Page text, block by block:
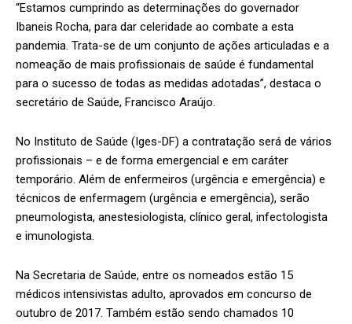
“Estamos cumprindo as determinações do governador
Ibaneis Rocha, para dar celeridade ao combate a esta
pandemia. Trata-se de um conjunto de ações articuladas e a
nomeação de mais profissionais de saúde é fundamental
para o sucesso de todas as medidas adotadas”, destaca o
secretário de Saúde, Francisco Araújo.
No Instituto de Saúde (Iges-DF) a contratação será de vários
profissionais – e de forma emergencial e em caráter
temporário. Além de enfermeiros (urgência e emergência) e
técnicos de enfermagem (urgência e emergência), serão
pneumologista, anestesiologista, clínico geral, infectologista
e imunologista.
Na Secretaria de Saúde, entre os nomeados estão 15
médicos intensivistas adulto, aprovados em concurso de
outubro de 2017. Também estão sendo chamados 10